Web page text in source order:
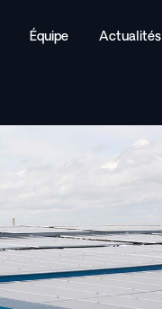
Équipe Actualités